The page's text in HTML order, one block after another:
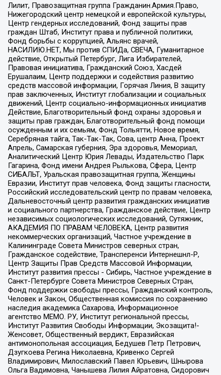
Лилит, Правозащитная группа Гражданин.Армия.Право,
Нижегородский центр немецкой и европейской культуры,
Центр гендерных исследований, Фонд защиты прав
граждан Штаб, Институт права и публичной политики,
Фонд борьбы с коррупцией, Альянс врачей,
НАСИЛИЮ.НЕТ, Мы против СПИДа, СВЕЧА, Гуманитарное
действие, Открытый Петербург, Лига Избирателей,
Правовая инициатива, Гражданский Союз, Хасдей
Ерушалаим, Центр поддержки и содействия развитию
средств массовой информации, Горячая Линия, В защиту
прав заключенных, Институт глобализации и социальных
движений, Центр социально-информационных инициатив
Действие, Благотворительный фонд охраны здоровья и
защиты прав граждан, Благотворительный фонд помощи
осужденным и их семьям, Фонд Тольятти, Новое время,
Серебряная тайга, Так-Так-Так, Сова, центр Анна, Проект
Апрель, Самарская губерния, Эра здоровья, Мемориал,
Аналитический Центр Юрия Левады, Издательство Парк
Гагарина, Фонд имени Андрея Рылькова, Сфера, Центр
СИБАЛЬТ, Уральская правозащитная группа, Женщины
Евразии, Институт прав человека, Фонд защиты гласности,
Российский исследовательский центр по правам человека,
Дальневосточный центр развития гражданских инициатив
и социального партнерства, Гражданское действие, Центр
независимых социологических исследований, Сутяжник,
АКАДЕМИЯ ПО ПРАВАМ ЧЕЛОВЕКА, Центр развития
некоммерческих организаций, Частное учреждение в
Калининграде Совета Министров северных стран,
Гражданское содействие, Трансперенси Интернешнл-Р,
Центр Защиты Прав Средств Массовой Информации,
Институт развития прессы - Сибирь, Частное учреждение в
Санкт-Петербурге Совета Министров Северных Стран,
Фонд поддержки свободы прессы, Гражданский контроль,
Человек и Закон, Общественная комиссия по сохранению
наследия академика Сахарова, Информационное
агентство МЕМО. РУ, Институт региональной прессы,
Институт Развития Свободы Информации, Экозащита!-
Женсовет, Общественный вердикт, Евразийская
антимонопольная ассоциация, Бедушев Петр Петрович,
Дзугкоева Регина Николаевна, Кривенко Сергей
Владимирович, Милославский Павел Юрьевич, Шнырова
Ольга Вадимовна, Чанышева Лилия Айратовна, Сидорович